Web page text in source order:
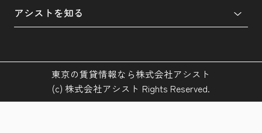
アシストを知る
東京の賃貸情報なら株式会社アシスト
(c) 株式会社アシスト Rights Reserved.